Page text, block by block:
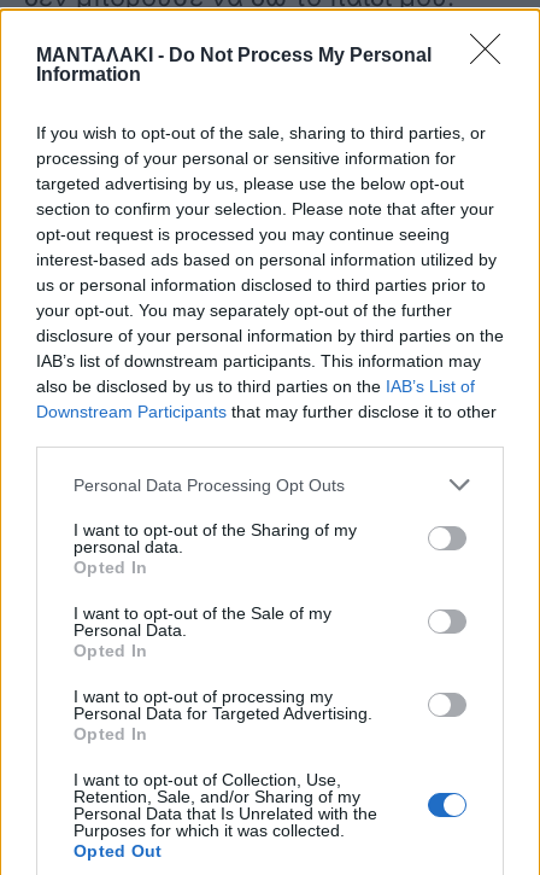
ΜΑΝΤΑΛΑΚΙ - Do Not Process My Personal
Information
If you wish to opt-out of the sale, sharing to third parties, or
processing of your personal or sensitive information for
targeted advertising by us, please use the below opt-out
section to confirm your selection. Please note that after your
opt-out request is processed you may continue seeing
interest-based ads based on personal information utilized by
us or personal information disclosed to third parties prior to
your opt-out. You may separately opt-out of the further
disclosure of your personal information by third parties on the
IAB’s list of downstream participants. This information may
also be disclosed by us to third parties on the IAB’s List of
Downstream Participants that may further disclose it to other
Personal Data Processing Opt Outs
I want to opt-out of the Sharing of my
personal data.
Opted In
I want to opt-out of the Sale of my
Personal Data.
Opted In
I want to opt-out of processing my
Personal Data for Targeted Advertising.
Opted In
I want to opt-out of Collection, Use,
Retention, Sale, and/or Sharing of my
Personal Data that Is Unrelated with the
Purposes for which it was collected.
Opted Out
Είχα περιέλθει και σε άσχημη
οικονομική κατάσταση. Τότε ο
Απόστολος Λύτρας μού είχε
συμπαρασταθεί. Επίσης, ο Απόστολος
αντιμετωπίζει καρδιακά προβλήματα,
έχει υποστεί εμφράγματα που
πιστεύω ότι οφείλονται στο ότι δεν
έχει ξεπεράσει το ατύχημα με τον
θάνατο του αδερφού μου. Τα
προβλήματα υγείας, το αλκοόλ είναι
δείγματα ψυχικής κατάπτωσης”.
“Σε όλα τα δικαστήρια είχε έρθει
αμισθί, δεν ζήτησε ποτέ δεκάρα”
Πώς είχε γίνει το τροχαίο
Ηταν το 1995, όταν ο Απόστολος
Λύτρας ήταν 22 ετών, φοιτητής στη